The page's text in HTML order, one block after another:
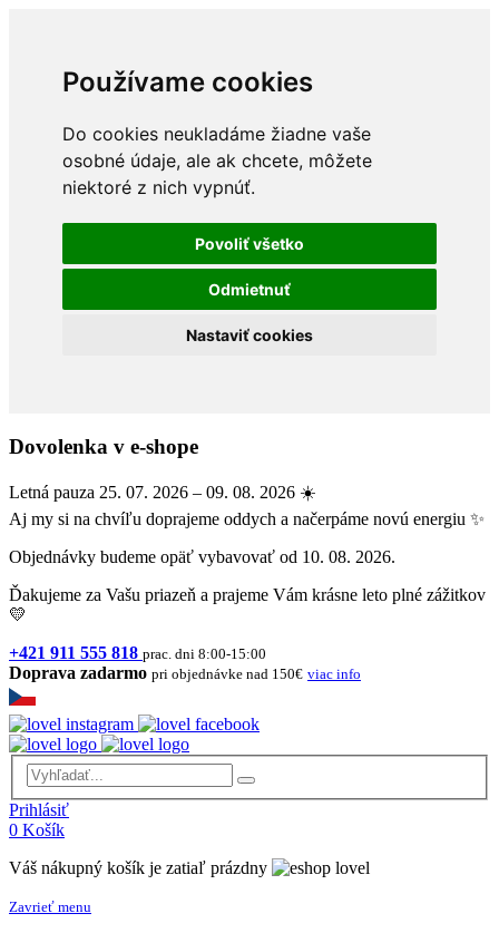
Používame cookies
Do cookies neukladáme žiadne vaše
osobné údaje, ale ak chcete, môžete
niektoré z nich vypnúť.
Povoliť všetko
Odmietnuť
Nastaviť cookies
Dovolenka v e-shope
Letná pauza 25. 07. 2026 – 09. 08. 2026 ☀️
Aj my si na chvíľu doprajeme oddych a načerpáme novú energiu ✨
Objednávky budeme opäť vybavovať od 10. 08. 2026.
Ďakujeme za Vašu priazeň a prajeme Vám krásne leto plné zážitkov
💛
+421 911 555 818 prac. dni 8:00-15:00
Doprava zadarmo pri objednávke nad 150€ viac info
Prihlásiť
0 Košík
Váš nákupný košík je zatiaľ prázdny
Zavrieť menu